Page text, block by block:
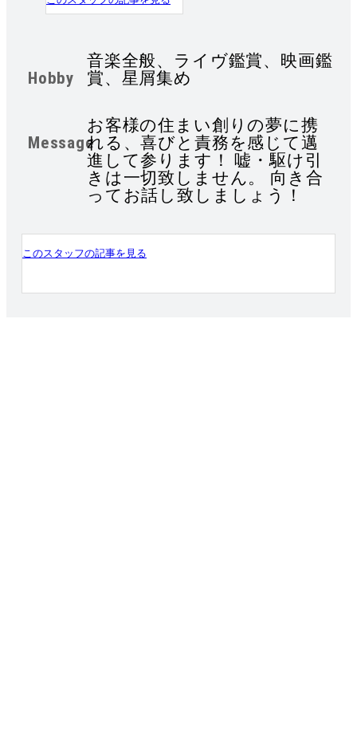
Hobby
音楽全般、ライヴ鑑賞、映画鑑
賞、星屑集め
Message
お客様の住まい創りの夢に携
れる、喜びと責務を感じて邁
進して参ります！ 嘘・駆け引
きは一切致しません。 向き合
ってお話し致しましょう！
このスタッフの記事を見る